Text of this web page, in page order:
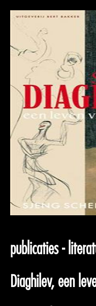
publicaties -
Diaghilev, een